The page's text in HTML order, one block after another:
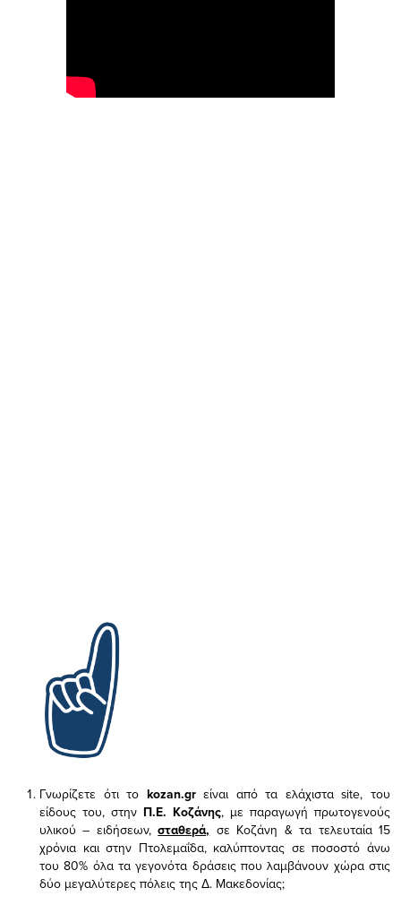
Γνωρίζετε ότι το kozan.gr είναι από τα ελάχισταsite, του
είδους του, στην Π.Ε. Κοζάνης, με παραγωγή πρωτογενούς
υλικού – ειδήσεων,σταθερά, σε Κοζάνη & τα τελευταία 15
χρόνια και στην Πτολεμαΐδα, καλύπτοντας σε ποσοστό άνω
του 80% όλα τα γεγονότα δράσεις που λαμβάνουν χώρα στις
δύο μεγαλύτερες πόλεις της Δ. Μακεδονίας;